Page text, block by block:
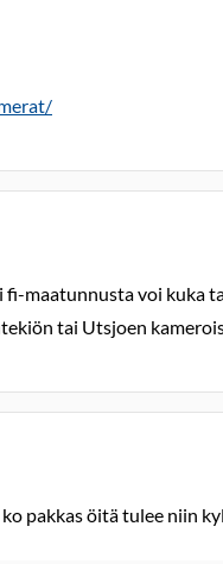
maatunnusta voi kuka
tai Utsjoen
pakkas öitä tulee niin